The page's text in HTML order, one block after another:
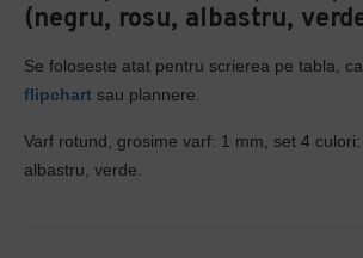
(negru, rosu, albastru,
Se foloseste atat pentru scrierea pe tabla,
flipchart sau plannere.
Varf rotund, grosime varf: 1 mm, set 4 culori:
albastru, verde.